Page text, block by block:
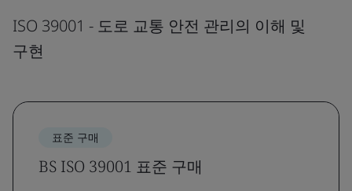
ISO 39001 - 도로 교통 안전 관리의 이해 및
구현
표준 구매
BS ISO 39001 표준 구매